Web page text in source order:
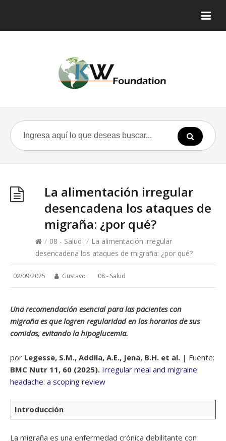
La alimentación irregular
desencadena los ataques de
migraña: ¿por qué?
/ 08 - Salud / La alimentación irregular
desencadena los ataques de migraña: ¿por qué?
02/09/2025 Gustavo 08 - Salud
Una recomendación esencial para las pacientes con
migraña es que logren regularidad en los horarios de sus
comidas, evitando la hipoglucemia.
por Legesse, S.M., Addila, A.E., Jena, B.H. et al. | Fuente:
BMC Nutr 11, 60 (2025). Irregular meal and migraine
headache: a scoping review
Introducción
La migraña es una enfermedad crónica debilitante con